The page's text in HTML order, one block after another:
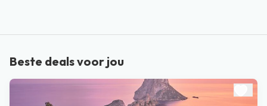
Beste deals voor jou